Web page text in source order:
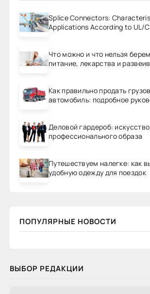
Splice Connectors:
Applications According to UL/
Что можно и что нельзя
питание, лекарства и
Как правильно продать
автомобиль: подробное
Деловой гардероб:
профессионального образа
Путешествуем налегке: как
удобную одежду для поездок
ПОПУЛЯРНЫЕ НОВОСТИ
ВЫБОР РЕДАКЦИИ